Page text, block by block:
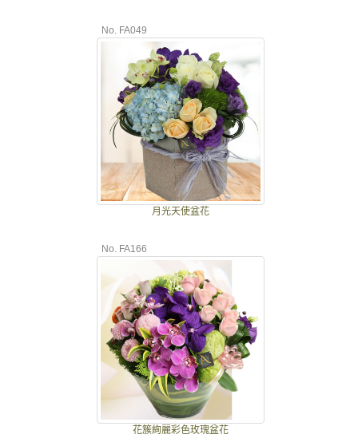
No. FA049
月光天使盆花
No. FA166
花簇絢麗彩色玫瑰盆花